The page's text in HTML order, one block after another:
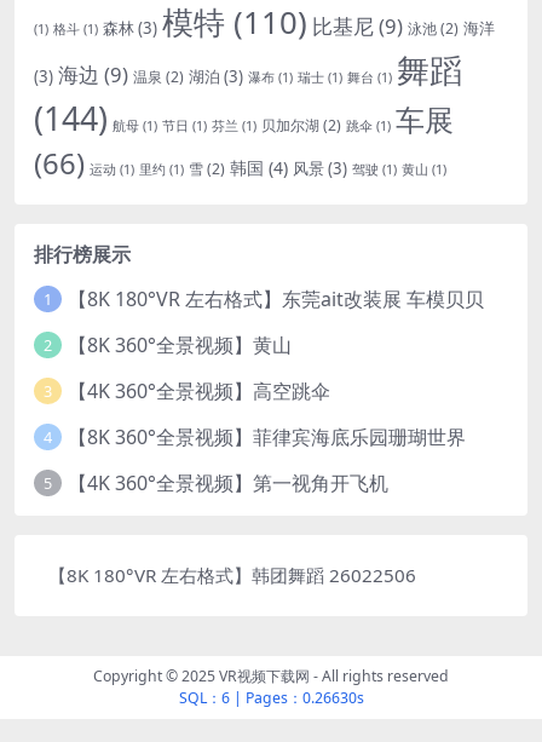
(1) 格斗 (1) 森林(3) 模特 (110) 比基尼(9) 泳池(2) 海洋
(3) 海边 (9) 温泉 (2) 湖泊 (3) 瀑布 (1) 瑞士 (1) 舞台 (1) 舞蹈
(144) 航母 (1) 节日 (1) 芬兰 (1) 贝加尔湖 (2) 跳伞 (1) 车展
(66) 运动 (1) 里约 (1) 雪(2) 韩国 (4) 风景(3) 驾驶 (1) 黄山 (1)
排行榜展示
1 【8K 180°VR 左右格式】东莞ait改装展 车模贝贝
2 【8K 360°全景视频】黄山
3 【4K 360°全景视频】高空跳伞
4 【8K 360°全景视频】菲律宾海底乐园珊瑚世界
5 【4K 360°全景视频】第一视角开飞机
【8K 180°VR 左右格式】韩团舞蹈 26022506
Copyright © 2025 VR视频下载网 - All rights reserved
SQL：6| Pages：0.26630s